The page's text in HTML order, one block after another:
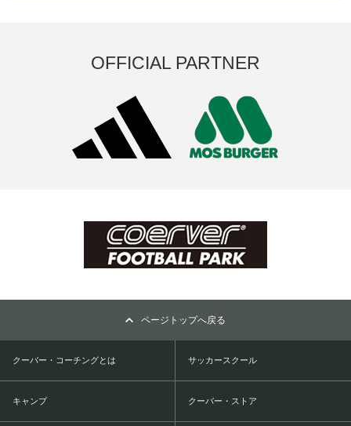
OFFICIAL PARTNER
ページトップへ戻る
クーバー・コーチングとは サッカースクール
キャンプ クーバー・ストア